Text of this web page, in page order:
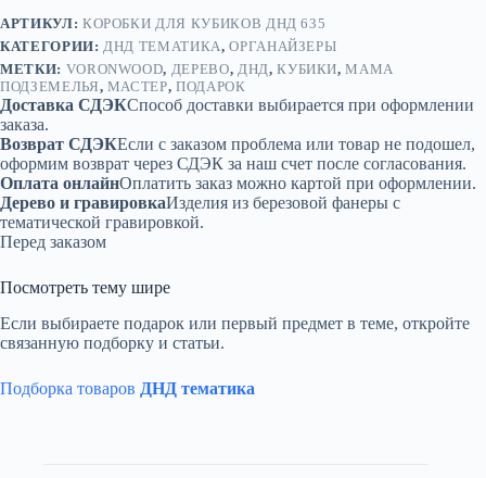
АРТИКУЛ: КОРОБКИ ДЛЯ КУБИКОВ ДНД 635
КАТЕГОРИИ:ДНД ТЕМАТИКА,ОРГАНАЙЗЕРЫ
МЕТКИ: VORONWOOD, ДЕРЕВО, ДНД,КУБИКИ,МАМА
ПОДЗЕМЕЛЬЯ, МАСТЕР,ПОДАРОК
Доставка СДЭКСпособ доставки выбирается при оформлении
заказа.
Возврат СДЭКЕсли с заказом проблема или товар не подошел,
оформим возврат через СДЭК за наш счет после согласования.
Оплата онлайнОплатить заказ можно картой при оформлении.
Дерево и гравировкаИзделия из березовой фанеры с
тематической гравировкой.
Перед заказом
Посмотреть тему шире
Если выбираете подарок или первый предмет в теме, откройте
связанную подборку и статьи.
Подборка товаров ДНД тематика